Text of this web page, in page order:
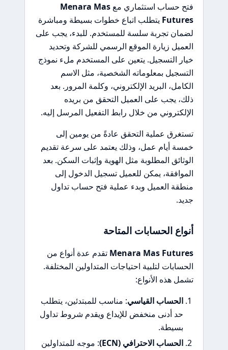
فتح حساب استثماري معMenara Mas
Futures يتطلب اتباع خطوات بسيطة ومباشرة
لضمان تجربة سلسة للمستخدم. للبدء، يجب على
العميل زيارة الموقع الرسمي للشركة وتحديد
خيار التسجيل. يتعين على المستخدم ملء نموذج
التسجيل بمعلوماته الشخصية، مثل الاسم
الكامل، البريد الإلكتروني، وكلمة المرور. بعد
ذلك، يجب على العميل التحقق من بريده
الإلكتروني من خلال رابط التفعيل المرسل إليه.
تستغرق عملية التحقق عادةً من يومين إلى
خمسة أيام عمل، وذلك يعتمد على سرعة تقديم
الوثائق المطلوبة مثل الهوية وإثبات السكن. بعد
الموافقة، يمكن للعميل تسجيل الدخول إلى
منطقة العميل وبدء عملية فتح حساب تداول
جديد.
أنواع الحسابات المتاحة
Menara Mas Futures تقدم عدة أنواع من
الحسابات لتلبية احتياجات المتداولين المختلفة.
تشمل هذه الأنواع:
الحساب القياسي: مناسب للمبتدئين، يتطلب
حد أدنى منخفض للإيداع ويقدم شروط تداول
بسيطة.
الحساب الاحترافي (ECN)
: موجه للمتداولين